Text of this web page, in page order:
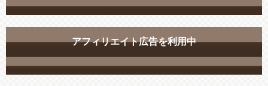
アフィリエイト広告を利用中